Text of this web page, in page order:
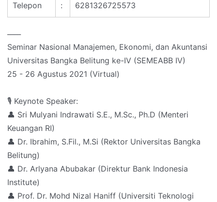
Telepon : 6281326725573
Seminar Nasional Manajemen, Ekonomi, dan Akuntansi
Universitas Bangka Belitung ke-IV (SEMEABB IV)
25 - 26 Agustus 2021 (Virtual)
🎙 Keynote Speaker:
👤 Sri Mulyani Indrawati S.E., M.Sc., Ph.D (Menteri
Keuangan RI)
👤 Dr. Ibrahim, S.Fil., M.Si (Rektor Universitas Bangka
Belitung)
👤 Dr. Arlyana Abubakar (Direktur Bank Indonesia
Institute)
👤 Prof. Dr. Mohd Nizal Haniff (Universiti Teknologi